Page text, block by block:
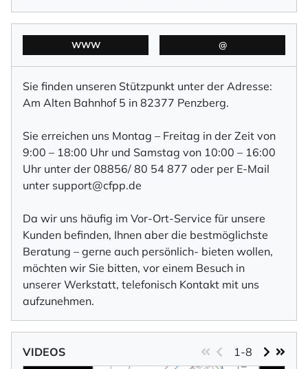
WWW @
Sie finden unseren Stützpunkt unter der Adresse:
Am Alten Bahnhof 5 in 82377 Penzberg.
Sie erreichen uns Montag – Freitag in der Zeit von
9:00 – 18:00 Uhr und Samstag von 10:00 – 16:00
Uhr unter der 08856/ 80 54 877 oder per E-Mail
unter support@cfpp.de
Da wir uns häufig im Vor-Ort-Service für unsere
Kunden befinden, Ihnen aber die bestmöglichste
Beratung – gerne auch persönlich- bieten wollen,
möchten wir Sie bitten, vor einem Besuch in
unserer Werkstatt, telefonisch Kontakt mit uns
aufzunehmen.
VIDEOS 1-8